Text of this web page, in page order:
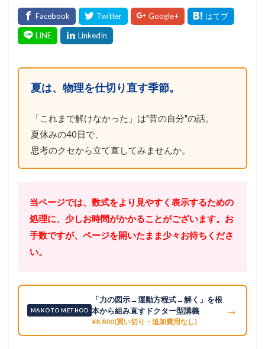
夏は、物理を仕切り直す季節。
「これまで解けなかった」は"昔の自分"の話。
夏休みの40日で、
思考のクセから立て直してみませんか。
当ページでは、数式をより見やすく表示するための
処理に、少しお時間がかかることがございます。お
手数ですが、ページを開いたまま少々お待ちくださ
い。
MAKOTO METHOD
「力の図示→運動方程式→解く」を根
本から組み直すドクター型講義
¥8,800(買い切り・追加費用なし)
→